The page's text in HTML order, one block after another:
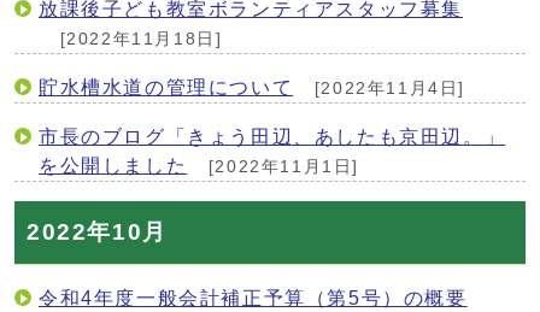
放課後子ども教室ボランティアスタッフ募集
[2022年11月18日]
貯水槽水道の管理について [2022年11月4日]
市長のブログ「きょう田辺、あしたも京田辺。」
を公開しました
[2022年11月1日]
2022年10月
令和4年度一般会計補正予算（第5号）の概要